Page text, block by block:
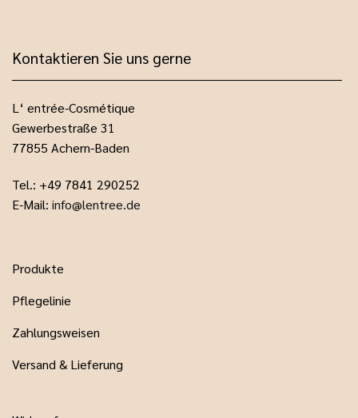
Kontaktieren Sie uns gerne
L‘ entrée-Cosmétique
Gewerbestraße 31
77855 Achern-Baden
Tel.: +49 7841 290252
E-Mail: info@lentree.de
Produkte
Pflegelinie
Zahlungsweisen
Versand & Lieferung